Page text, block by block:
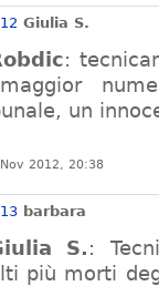
Giulia S.
:
un
2012, 20:38
barbara
S.:
più morti